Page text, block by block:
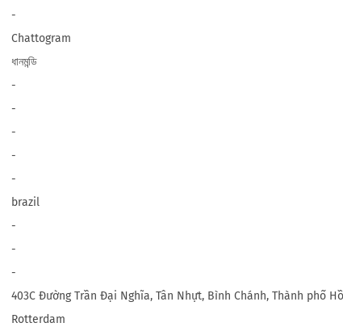
-
Chattogram
ধানমন্ডি
-
-
-
-
-
brazil
-
-
-
403C Đường Trần Đại Nghĩa, Tân Nhựt, Bình Chánh, Thành phố
Rotterdam